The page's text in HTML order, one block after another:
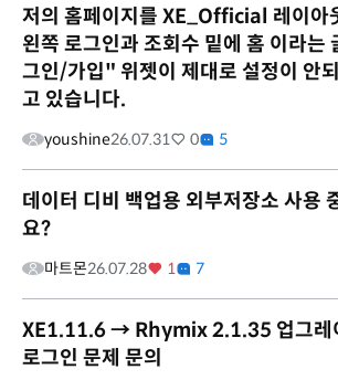
저의 홈페이지를 XE_Official 레이아
왼쪽 로그인과 조회수 밑에 홈 이라는
그인/가입" 위젯이 제대로 설정이 안
고 있습니다.
youshine26.07.31 0 5
데이터 디비 백업용 외부저장소 사용
요?
마트몬26.07.28 1 7
XE1.11.6 → Rhymix 2.1.35 업그레
로그인 문제 문의